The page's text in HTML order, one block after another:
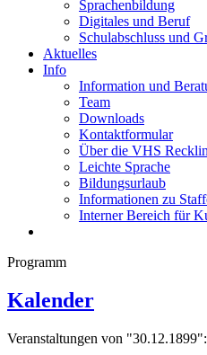
Sprachenbildung
Digitales und Beruf
Schulabschluss und
Aktuelles
Info
Information und
Team
Downloads
Kontaktformular
Über die VHS
Leichte Sprache
Bildungsurlaub
Informationen zu
Interner Bereich für
Programm
Kalender
Veranstaltungen von "30.12.1899":